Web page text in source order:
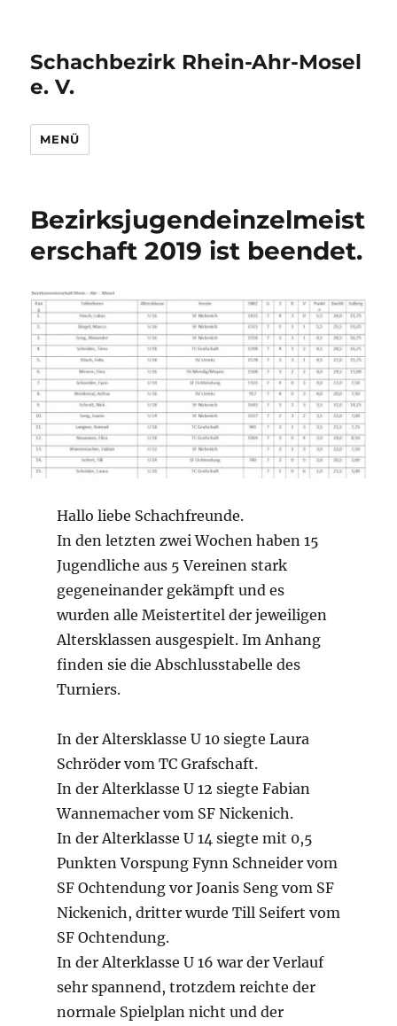
Schachbezirk Rhein-Ahr-Mosel
e. V.
MENÜ
Bezirksjugendeinzelmeist
erschaft 2019 ist beendet.
Hallo liebe Schachfreunde.
In den letzten zwei Wochen haben 15
Jugendliche aus 5 Vereinen stark
gegeneinander gekämpft und es
wurden alle Meistertitel der jeweiligen
Altersklassen ausgespielt. Im Anhang
finden sie die Abschlusstabelle des
Turniers.
In der Altersklasse U 10 siegte Laura
Schröder vom TC Grafschaft.
In der Alterklasse U 12 siegte Fabian
Wannemacher vom SF Nickenich.
In der Alterklasse U 14 siegte mit 0,5
Punkten Vorspung Fynn Schneider vom
SF Ochtendung vor Joanis Seng vom SF
Nickenich, dritter wurde Till Seifert vom
SF Ochtendung.
In der Alterklasse U 16 war der Verlauf
sehr spannend, trotzdem reichte der
normale Spielplan nicht und der